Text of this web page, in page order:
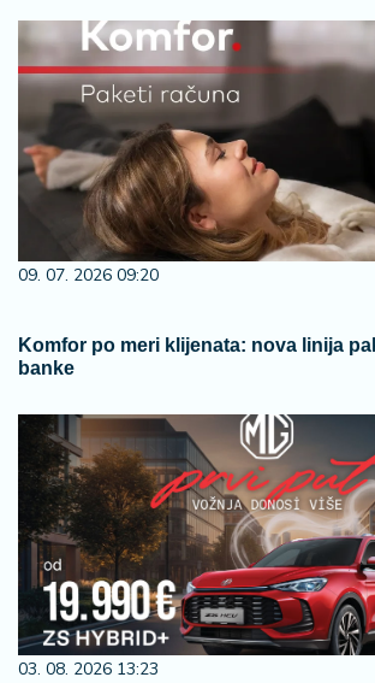
09. 07. 2026 09:20
Komfor po meri klijenata: nova linija
banke
03. 08. 2026 13:23